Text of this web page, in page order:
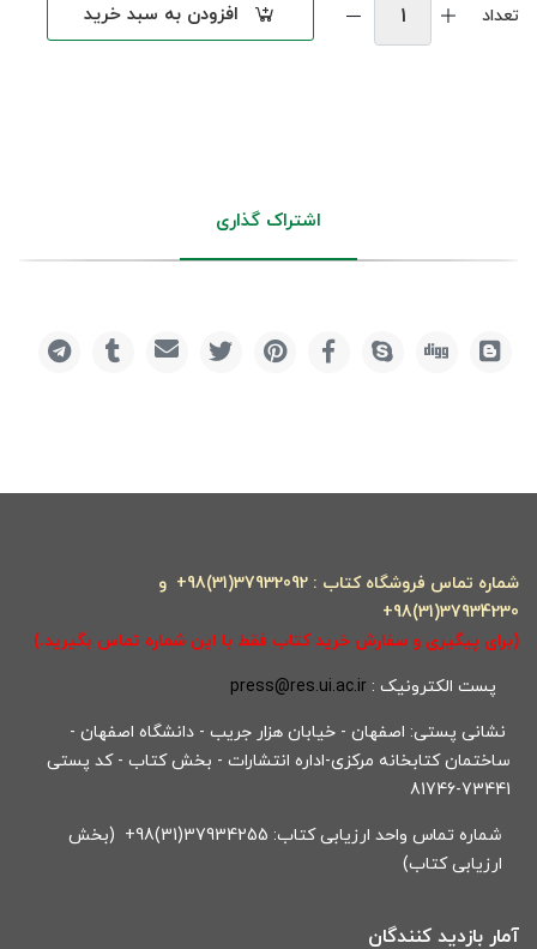
تعداد افزودن به سبد خرید
اشتراک گذاری
شماره تماس فروشگاه کتاب : 37932092(31)98+ و
37934230(31)98+
(برای پیگیری و سفارش خرید کتاب فقط با این شماره تماس بگیرید.)
پست الکترونیک : press@res.ui.ac.ir
نشانی پستی: اصفهان - خیابان هزار جریب - دانشگاه اصفهان -
ساختمان کتابخانه مرکزی-اداره انتشارات - بخش کتاب - کد پستی
73441-81746
شماره تماس واحد ارزیابی کتاب: 37934255(31)98+ (بخش
ارزیابی کتاب)
آمار بازدید کنندگان